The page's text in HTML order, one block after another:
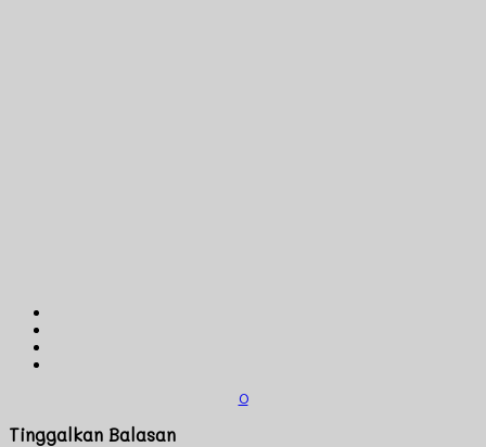
0
Tinggalkan Balasan